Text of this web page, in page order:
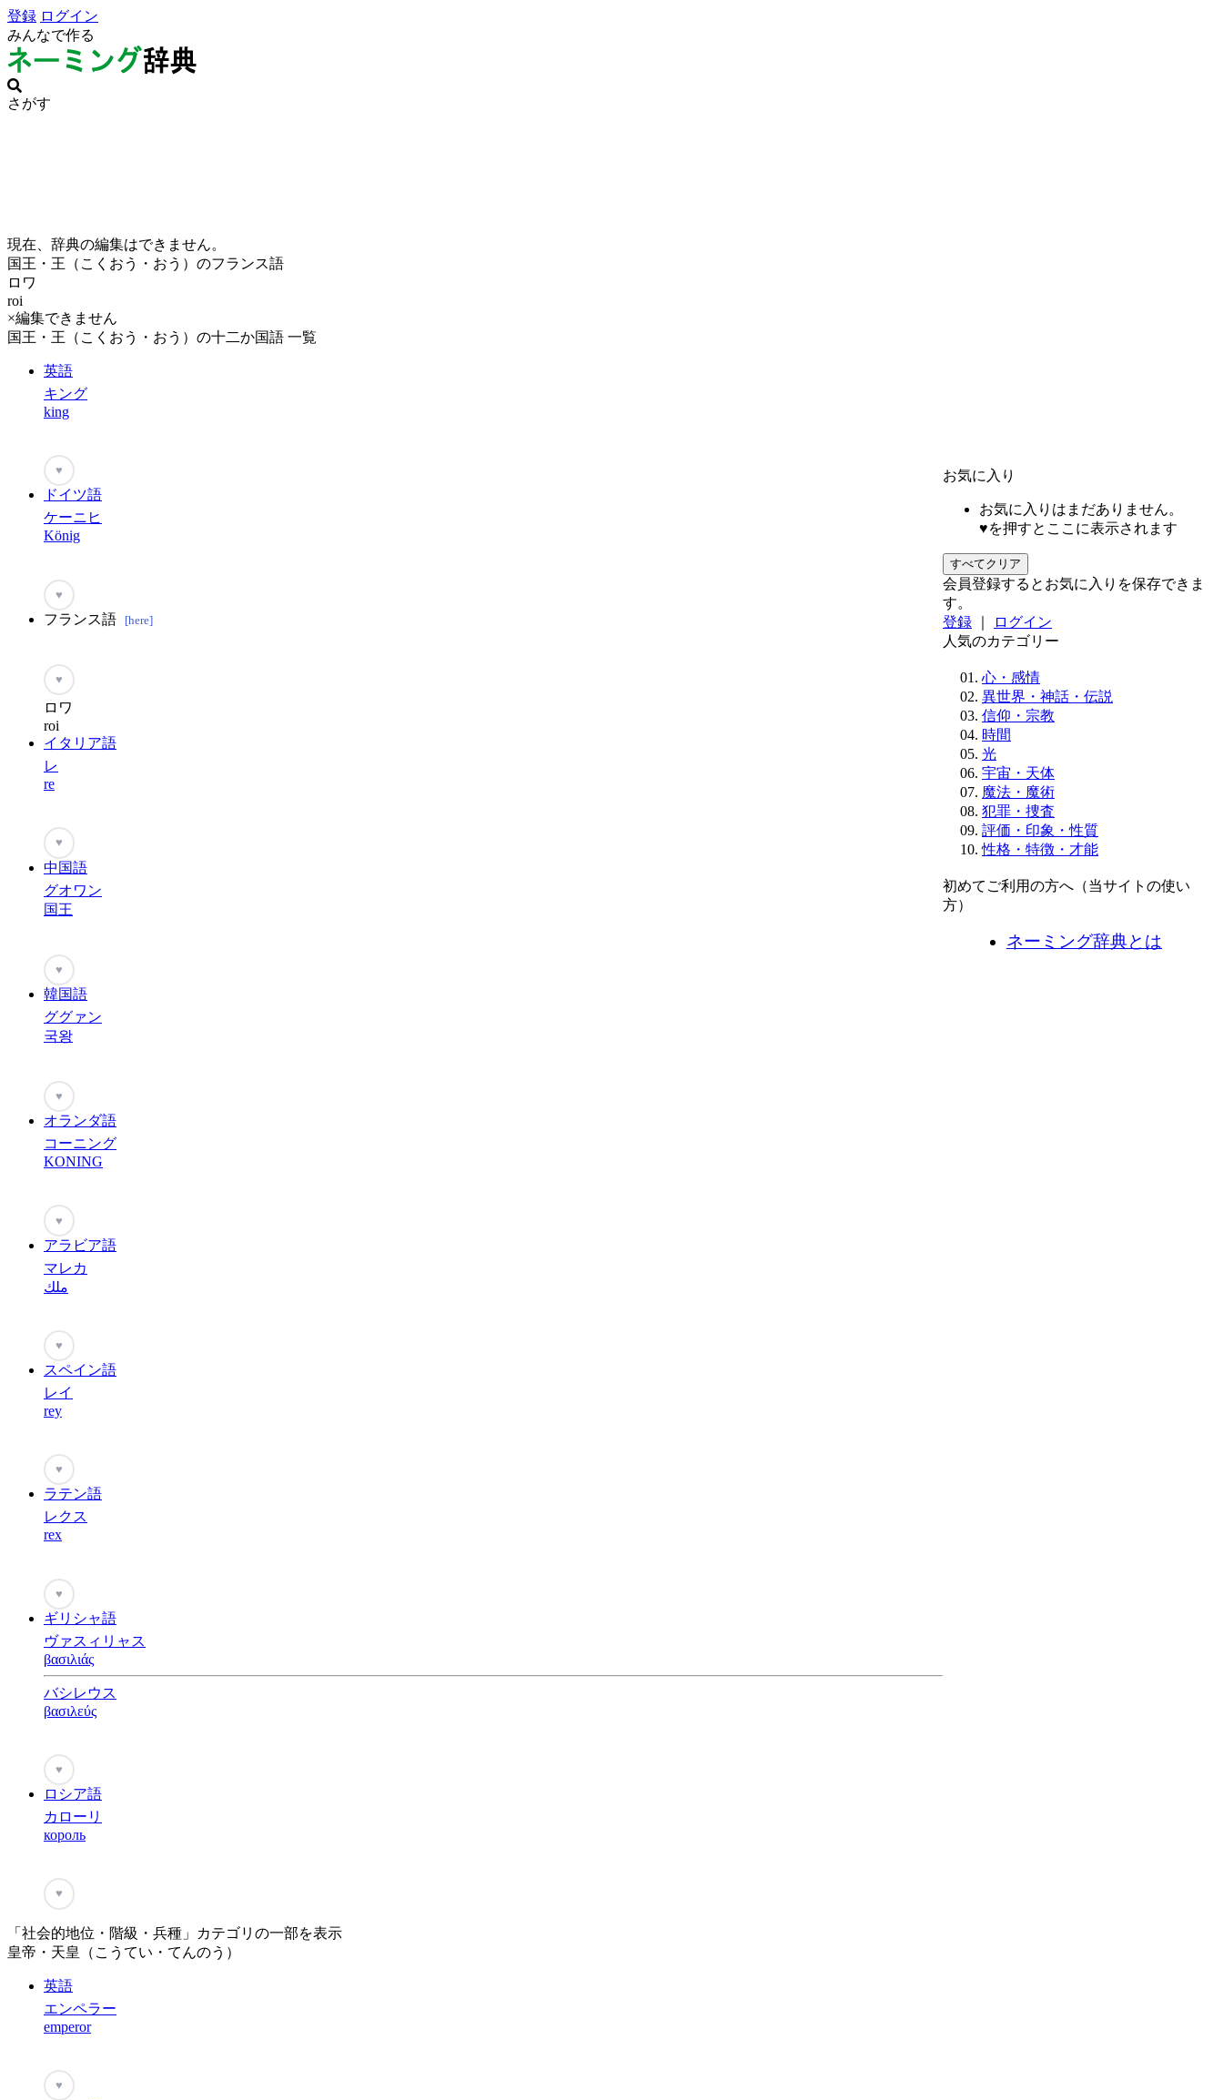
登録 ログイン
みんなで作る
さがす
現在、辞典の編集はできません。
国王・王（こくおう・おう）のフランス語
ロワ
roi
×編集できません
国王・王（こくおう・おう）の十二か国語 一覧
英語
キング
king
♥
ドイツ語
ケーニヒ
König
♥
フランス語 [here]
♥
ロワ
roi
イタリア語
レ
re
♥
中国語
グオワン
国王
♥
韓国語
ググァン
국왕
♥
オランダ語
コーニング
KONING
♥
アラビア語
マレカ
ملك
♥
スペイン語
レイ
rey
♥
ラテン語
レクス
rex
♥
ギリシャ語
ヴァスィリャス
βασιλιάς
バシレウス
βασιλεύς
♥
ロシア語
カローリ
король
♥
「社会的地位・階級・兵種」カテゴリの一部を表示
皇帝・天皇（こうてい・てんのう）
英語
エンペラー
emperor
♥
お気に入り
お気に入りはまだありません。
♥を押すとここに表示されます
すべてクリア
会員登録するとお気に入りを保存できま
す。
登録
ログイン
人気のカテゴリー
心・感情
異世界・神話・伝説
信仰・宗教
時間
光
宇宙・天体
魔法・魔術
犯罪・捜査
評価・印象・性質
性格・特徴・才能
初めてご利用の方へ（当サイトの使い
方）
ネーミング辞典とは